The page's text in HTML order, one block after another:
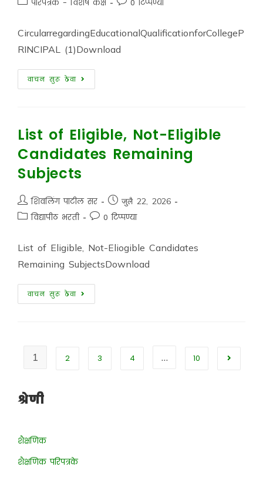
परिपत्रके - विशेष कक्ष 0 टिप्पण्या
CircularregardingEducationalQualificationforCollegeP
RINCIPAL (1)Download
वाचन सुरू ठेवा
List of Eligible, Not-Eligible
Candidates Remaining
Subjects
शिवलिंग पाटील सर जुलै 22, 2026
विद्यापीठ भरती 0 टिप्पण्या
List of Eligible, Not-Eliogible Candidates
Remaining SubjectsDownload
वाचन सुरू ठेवा
1 2 3 4 … 10
श्रेणी
शैक्षणिक
शैक्षणिक परिपत्रके